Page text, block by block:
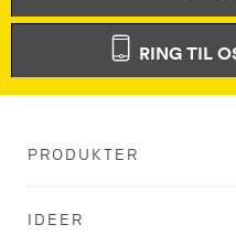
RING TIL
PRODUKTER
IDEER